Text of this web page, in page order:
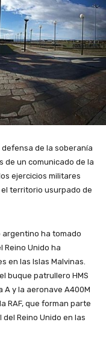
de la soberanía
de un comunicado de la
ejercicios militares
territorio usurpado de
argentino ha tomado
Reino Unido ha
en las Islas Malvinas.
buque patrullero HMS
y la aeronave A400M
RAF, que forman parte
Reino Unido en las